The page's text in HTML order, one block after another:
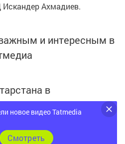
Ахмадиев.
и интересным в
в
MАХ:
новое видео Tatmedia
Cмотреть